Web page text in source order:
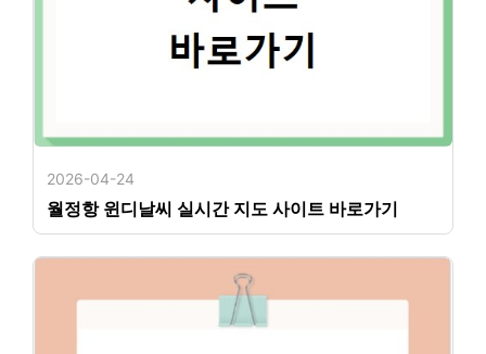
2026-04-24
월정항 윈디날씨 실시간 지도 사이트 바로가기